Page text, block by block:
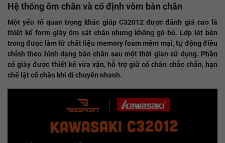
Hệ thống ôm chân và cố định vòm bàn chân
Một yếu tố quan trọng khác giúp C32012 được đánh giá cao là
thiết kế form giày ôm sát chân nhưng không gò bó. Lớp lót bên
trong được làm từ chất liệu memory foam mềm mại, tự động điều
chỉnh theo hình dạng bàn chân sau một thời gian sử dụng. Phần
cổ giày được thiết kế vừa vặn, hỗ trợ giữ cổ chân chắc chắn, hạn
chế lật cổ chân khi di chuyển nhanh.